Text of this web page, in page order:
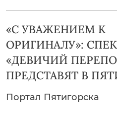
«С УВАЖЕНИЕМ К
ОРИГИНАЛУ»:
«ДЕВИЧИЙ
ПРЕДСТАВЯТ В
Портал Пятигорска